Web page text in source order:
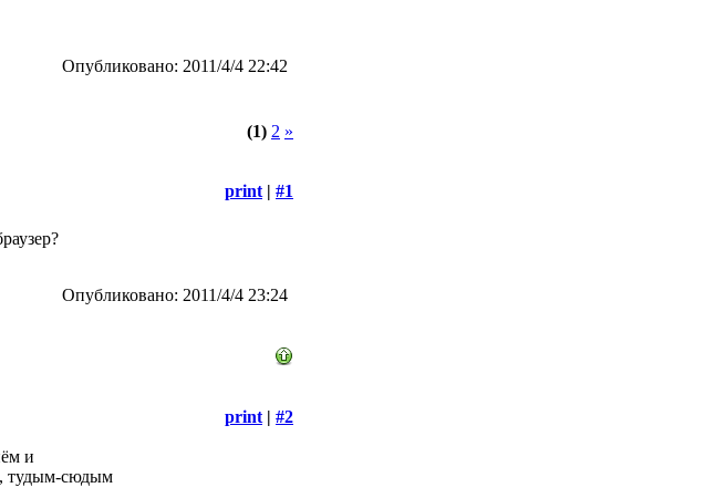
Опубликовано: 2011/4/4 22:42
(1) 2 »
print | #1
Опубликовано: 2011/4/4 23:24
print | #2
и
тудым-сюдым